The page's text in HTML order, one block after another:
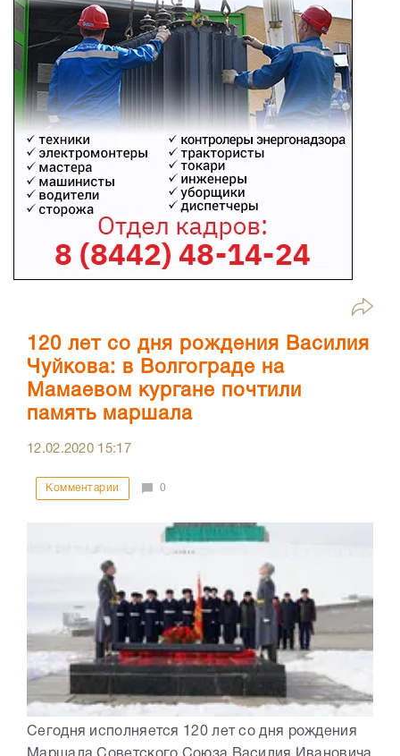
120 лет со дня рождения Василия
Чуйкова: в Волгограде на
Мамаевом кургане почтили
память маршала
12.02.2020 15:17
Комментарии 0
Сегодня исполняется 120 лет со дня рождения